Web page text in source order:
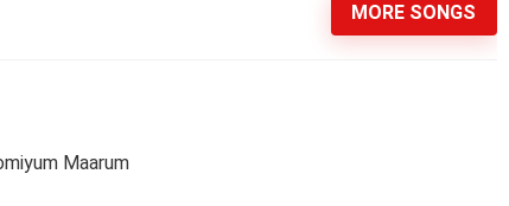
MORE SONGS
Maarum